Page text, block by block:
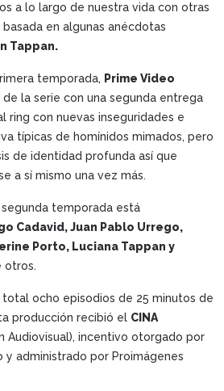
a lo largo de nuestra vida con otras
en algunas anécdotas
Tappan.
temporada, Prime Video
la serie con una segunda entrega
ring con nuevas inseguridades e
típicas de homínidos mimados, pero
de identidad profunda así que
a sí mismo una vez más.
segunda temporada está
Cadavid, Juan Pablo Urrego,
Porto, Luciana Tappan y
otros.
ocho episodios de 25 minutos de
producción recibió el CINA
Audiovisual), incentivo otorgado por
administrado por Proimágenes